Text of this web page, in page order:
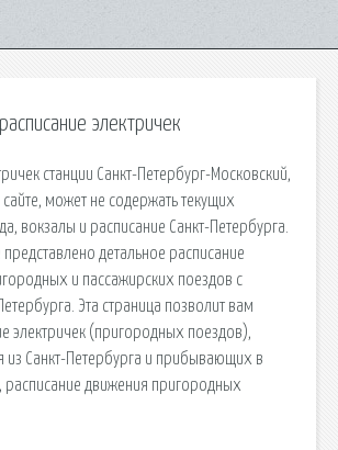
электричек
станции Санкт-Петербург-Московский,
может не содержать текущих
вокзалы и расписание Санкт-Петербурга.
представлено детальное расписание
и пассажирских поездов с
Эта страница позволит вам
электричек (пригородных поездов),
из Санкт-Петербурга и прибывающих в
расписание движения пригородных